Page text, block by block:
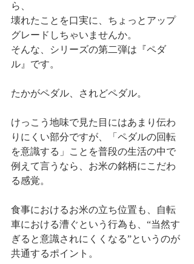
ら、
壊れたことを口実に、ちょっとアップ
グレードしちゃいませんか。
そんな、シリーズの第二弾は『ペダ
ル』です。
たかがペダル、されどペダル。
けっこう地味で見た目にはあまり伝わ
りにくい部分ですが、「ペダルの回転
を意識する」ことを普段の生活の中で
例えて言うなら、お米の銘柄にこだわ
る感覚。
食事におけるお米の立ち位置も、自転
車における漕ぐという行為も、“当然す
ぎると意識されにくくなる”というのが
共通するポイント。